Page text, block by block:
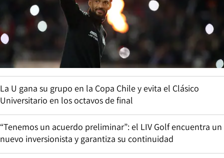
La U gana su grupo en la Copa Chile y evita el Clásico
Universitario en los octavos de final
“Tenemos un acuerdo preliminar”: el LIV Golf encuentra un
nuevo inversionista y garantiza su continuidad